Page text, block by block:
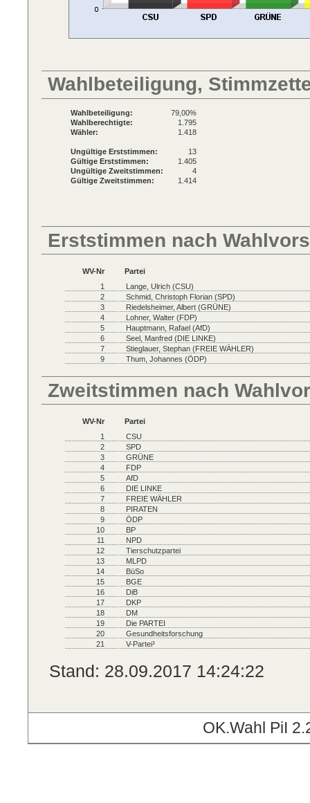
Wahlbeteiligung,
Wahlbeteiligung:
79,00%
Wahlberechtigte:
1.795
Wähler:
1.418
Ungültige Erststimmen:
13
Gültige Erststimmen:
1.405
Ungültige Zweitstimmen:
4
Gültige Zweitstimmen:
1.414
Erststimmen nach
WV-Nr
Partei
1
Lange, Ulrich (CSU)
2
Schmid, Christoph Florian (SPD)
3
Riedelsheimer, Albert (GRÜNE)
4
Lohner, Walter (FDP)
5
Hauptmann, Rafael (AfD)
6
Seel, Manfred (DIE LINKE)
7
Stieglauer, Stephan (FREIE WÄHLER)
9
Thum, Johannes (ÖDP)
Zweitstimmen nach
WV-Nr
Partei
1
CSU
2
SPD
3
GRÜNE
4
FDP
5
AfD
6
DIE LINKE
7
FREIE WÄHLER
8
PIRATEN
9
ÖDP
10
BP
11
NPD
12
Tierschutzpartei
13
MLPD
14
BüSo
15
BGE
16
DiB
17
DKP
18
DM
19
Die PARTEI
20
Gesundheitsforschung
21
V-Partei³
Stand: 28.09.2017 14:24:22
OK.Wahl PiI